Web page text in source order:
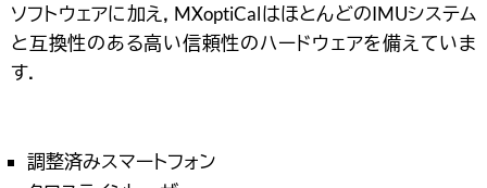
ソフトウェアに加え，MXoptiCalはほとんどのIMUシステム
と互換性のある高い信頼性のハードウェアを備えていま
す．
調整済みスマートフォン